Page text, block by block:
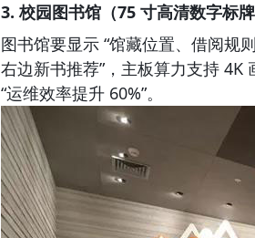
3. 校园图书馆（75 寸高清数字标
图书馆要显示 “馆藏位置、借阅规
右边新书推荐”，主板算力支持
“运维效率提升 60%”。